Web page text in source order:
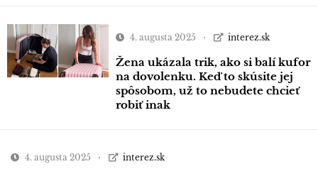
4. augusta 2025 interez.sk
Žena ukázala trik, ako si balí kufor
na dovolenku. Keď to skúsite jej
spôsobom, už to nebudete chcieť
robiť inak
4. augusta 2025 interez.sk